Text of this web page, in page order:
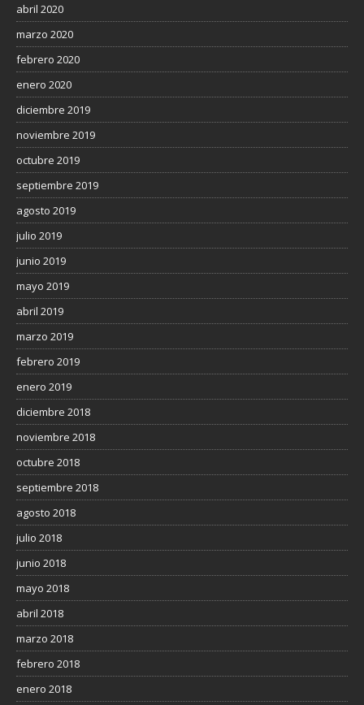
abril 2020
marzo 2020
febrero 2020
enero 2020
diciembre 2019
noviembre 2019
octubre 2019
septiembre 2019
agosto 2019
julio 2019
junio 2019
mayo 2019
abril 2019
marzo 2019
febrero 2019
enero 2019
diciembre 2018
noviembre 2018
octubre 2018
septiembre 2018
agosto 2018
julio 2018
junio 2018
mayo 2018
abril 2018
marzo 2018
febrero 2018
enero 2018